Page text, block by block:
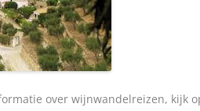
over wijnwandelreizen, kijk